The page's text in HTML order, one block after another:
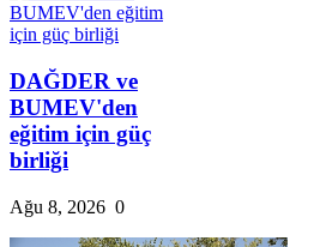
DAĞDER ve
BUMEV'den
eğitim için güç
birliği
Ağu 8, 2026 0